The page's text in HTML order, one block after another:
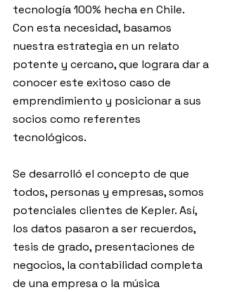
tecnología 100% hecha en Chile.
Con esta necesidad, basamos
nuestra estrategia en un relato
potente y cercano, que lograra dar a
conocer este exitoso caso de
emprendimiento y posicionar a sus
socios como referentes
tecnológicos.
Se desarrolló el concepto de que
todos, personas y empresas, somos
potenciales clientes de Kepler. Así,
los datos pasaron a ser recuerdos,
tesis de grado, presentaciones de
negocios, la contabilidad completa
de una empresa o la música